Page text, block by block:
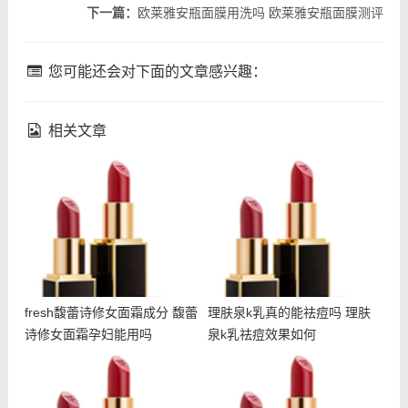
下一篇： 欧莱雅安瓶面膜用洗吗 欧莱雅安瓶面膜测评
您可能还会对下面的文章感兴趣：
相关文章
fresh馥蕾诗修女面霜成分
fresh馥蕾诗修女面霜成分 馥蕾
诗修女面霜孕妇能用吗
理肤泉k乳真的能祛痘吗 理
理肤泉k乳真的能祛痘吗 理肤
泉k乳祛痘效果如何
吃甜食会长痘吗 吃甜食对
fresh馥蕾诗修女面霜怎么